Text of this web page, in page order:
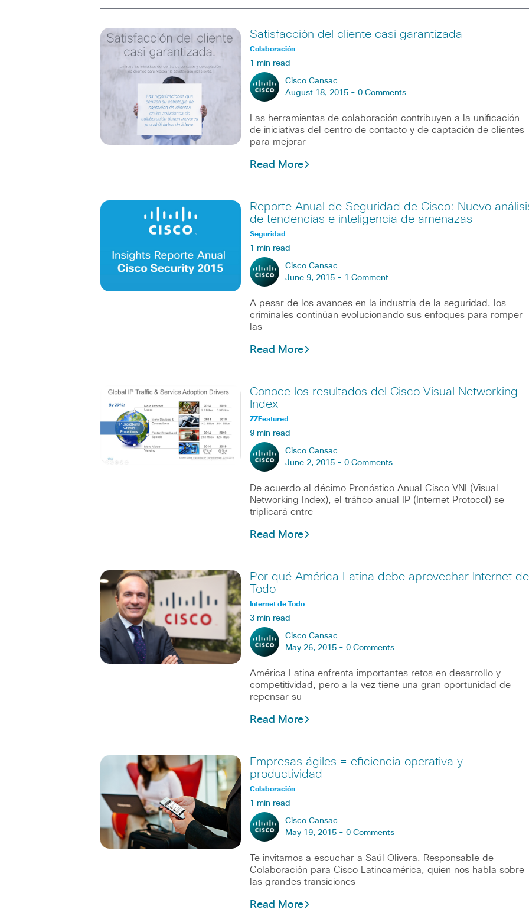
Satisfacción del cliente casi garantizada
Colaboración
1 min read
Cisco Cansac
August 18, 2015 - 0 Comments
Las herramientas de colaboración contribuyen a la unificación
de iniciativas del centro de contacto y de captación de clientes
para mejorar
Read More
Reporte Anual de Seguridad de Cisco: Nuevo
de tendencias e inteligencia de amenazas
Seguridad
1 min read
Cisco Cansac
June 9, 2015 - 1 Comment
A pesar de los avances en la industria de la seguridad, los
criminales continúan evolucionando sus enfoques para romper
las
Read More
Conoce los resultados del Cisco Visual Networking
Index
ZZFeatured
9 min read
Cisco Cansac
June 2, 2015 - 0 Comments
De acuerdo al décimo Pronóstico Anual Cisco VNI (Visual
Networking Index), el tráfico anual IP (Internet Protocol) se
triplicará entre
Read More
Por qué América Latina debe aprovechar Internet de
Todo
Internet de Todo
3 min read
Cisco Cansac
May 26, 2015 - 0 Comments
América Latina enfrenta importantes retos en desarrollo y
competitividad, pero a la vez tiene una gran oportunidad de
repensar su
Read More
Empresas ágiles = eficiencia operativa y
productividad
Colaboración
1 min read
Cisco Cansac
May 19, 2015 - 0 Comments
Te invitamos a escuchar a Saúl Olivera, Responsable de
Colaboración para Cisco Latinoamérica, quien nos habla sobre
las grandes transiciones
Read More